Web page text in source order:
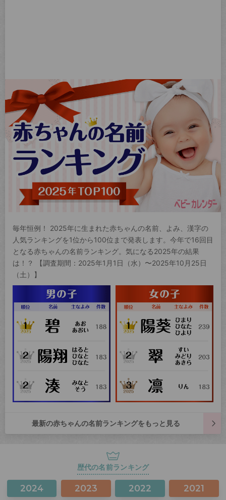
毎年恒例！ 2025年に生まれた赤ちゃんの名前、よみ、漢字の
人気ランキングを1位から100位まで発表します。今年で16回目
となる赤ちゃんの名前ランキング。気になる2025年の結果
は！？ 【調査期間：2025年1月1日（水）〜2025年10月25日
（土）】
最新の赤ちゃんの名前ランキングをもっと見る
歴代の名前ランキング
2024 2023 2022 2021